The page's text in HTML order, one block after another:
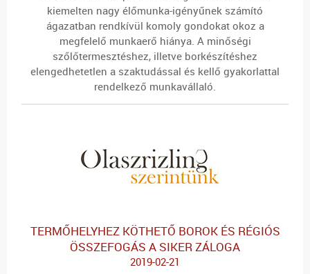
kiemelten nagy élőmunka-igényűnek számító
ágazatban rendkívül komoly gondokat okoz a
megfelelő munkaerő hiánya. A minőségi
szőlőtermesztéshez, illetve borkészítéshez
elengedhetetlen a szaktudással és kellő gyakorlattal
rendelkező munkavállaló.
TERMŐHELYHEZ KÖTHETŐ BOROK ÉS RÉGIÓS
ÖSSZEFOGÁS A SIKER ZÁLOGA
2019-02-21